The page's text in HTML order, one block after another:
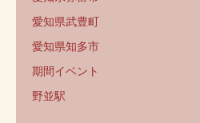
愛知県武豊町
愛知県知多市
期間イベント
野並駅